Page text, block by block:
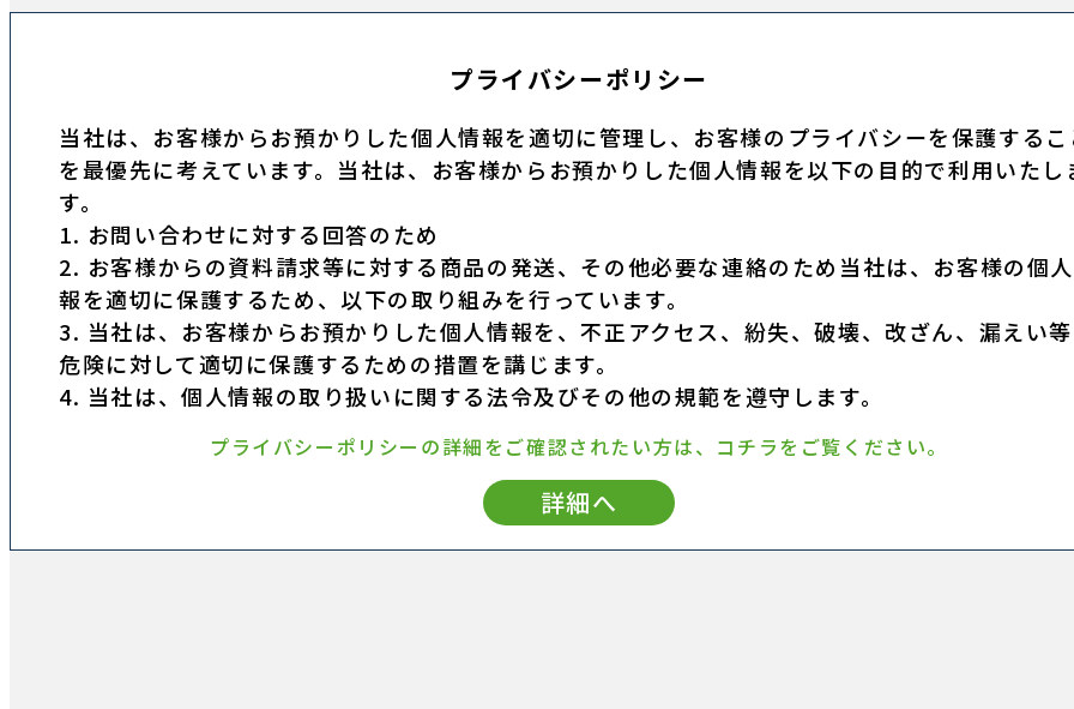
プライバシーポリシー
当社は、お客様からお預かりした個人情報を適切に管理し、お客様のプライバシーを保護する
を最優先に考えています。当社は、お客様からお預かりした個人情報を以下の目的で利用いたし
す。
1. お問い合わせに対する回答のため
2. お客様からの資料請求等に対する商品の発送、その他必要な連絡のため当社は、お客様の個
報を適切に保護するため、以下の取り組みを行っています。
3. 当社は、お客様からお預かりした個人情報を、不正アクセス、紛失、破壊、改ざん、漏えい
危険に対して適切に保護するための措置を講じます。
4. 当社は、個人情報の取り扱いに関する法令及びその他の規範を遵守します。
プライバシーポリシーの詳細をご確認されたい方は、コチラをご覧ください。
詳細へ